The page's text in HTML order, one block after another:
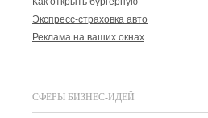
Экспресс-страховка авто
Реклама на ваших окнах
СФЕРЫ БИЗНЕС-ИДЕЙ